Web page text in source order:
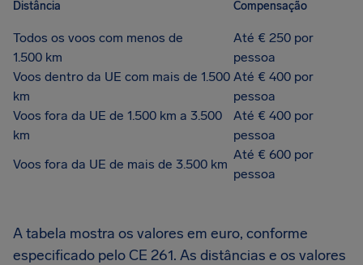
Distância Compensação
Todos os voos com menos de
1.500 km
Até € 250 por
pessoa
Voos dentro da UE com mais de 1.500
km
Até € 400 por
pessoa
Voos fora da UE de 1.500 km a 3.500
km
Até € 400 por
pessoa
Voos fora da UE de mais de 3.500 km
Até € 600 por
pessoa
A tabela mostra os valores em euro, conforme
especificado pelo CE 261. As distâncias e os valores